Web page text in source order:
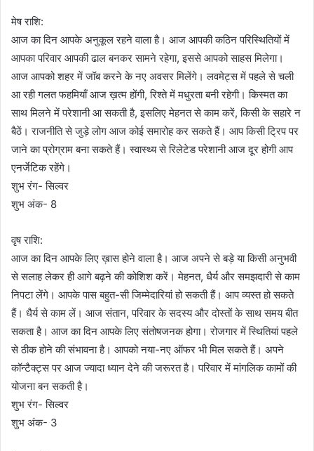
मेष राशि:
आज का दिन आपके अनुकूल रहने वाला है। आज आपकी कठिन परिस्थितियों में
आपका परिवार आपकी ढाल बनकर सामने रहेगा, इससे आपको साहस मिलेगा।
आज आपको शहर में जॉब करने के नए अवसर मिलेंगे। लवमेट्स में पहले से चली
आ रही गलत फहमियाँ आज ख़त्म होंगी, रिश्ते में मधुरता बनी रहेगी। किस्मत का
साथ मिलने में परेशानी आ सकती है, इसलिए मेहनत से काम करें, किसी के सहारे न
बैठें। राजनीति से जुड़े लोग आज कोई समारोह कर सकते हैं। आप किसी ट्रिप पर
जाने का प्रोग्राम बना सकते हैं। स्वास्थ्य से रिलेटेड परेशानी आज दूर होगी आप
एनर्जेटिक रहेंगे।
शुभ रंग- सिल्वर
शुभ अंक- 8
वृष राशि:
आज का दिन आपके लिए ख़ास होने वाला है। आज अपने से बड़े या किसी अनुभवी
से सलाह लेकर ही आगे बढ़ने की कोशिश करें। मेहनत, धैर्य और समझदारी से काम
निपटा लेंगे। आपके पास बहुत-सी जिम्मेदारियां हो सकती हैं। आप व्यस्त हो सकते
हैं। धैर्य से काम लें। आज संतान, परिवार के सदस्य और दोस्तों के साथ समय बीत
सकता है। आज का दिन आपके लिए संतोषजनक होगा। रोजगार में स्थितियां पहले
से ठीक होने की संभावना है। आपको नया-नए ऑफर भी मिल सकते हैं। अपने
कॉन्टैक्ट्स पर आज ज्यादा ध्यान देने की जरूरत है। परिवार में मांगलिक कामों की
योजना बन सकती है।
शुभ रंग- सिल्वर
शुभ अंक- 3